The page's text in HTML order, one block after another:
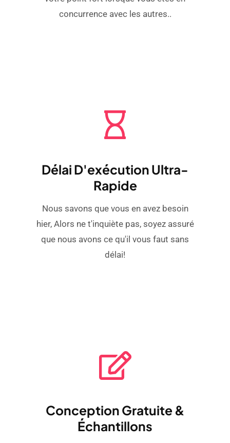
concurrence avec les autres..
Délai D'exécution Ultra-
Rapide
Nous savons que vous en avez besoin
hier, Alors ne t'inquiète pas, soyez assuré
que nous avons ce qu'il vous faut sans
délai!
Conception Gratuite &
Échantillons